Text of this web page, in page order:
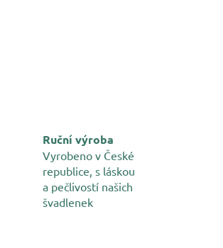
Ruční výroba
Vyrobeno v České
republice, s láskou
a pečlivostí našich
švadlenek